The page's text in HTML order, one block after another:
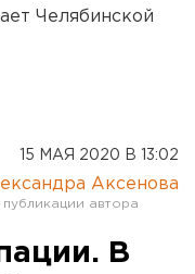
Челябинской
15 МАЯ 2020 В 13:02
Аксенова
В